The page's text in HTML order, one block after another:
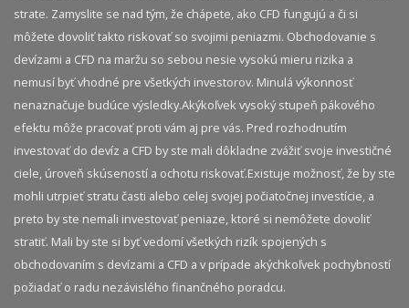
strate. Zamyslite se nad tým, že chápete, ako CFD fungujú a či si
môžete dovoliť takto riskovať so svojimi peniazmi. Obchodovanie s
devízami a CFD na maržu so sebou nesie vysokú mieru rizika a
nemusí byť vhodné pre všetkých investorov. Minulá výkonnosť
nenaznačuje budúce výsledky.​ Akýkoľvek vysoký stupeň pákového
efektu môže pracovať proti vám aj pre vás. Pred rozhodnutím
investovať do devíz a CFD by ste mali dôkladne zvážiť svoje investičné
ciele, úroveň skúseností a ochotu riskovať.​ Existuje možnosť, že by ste
mohli utrpieť stratu časti alebo celej svojej počiatočnej investície, a
preto by ste nemali investovať peniaze, ktoré si nemôžete dovoliť
stratiť. Mali by ste si byť vedomí všetkých rizík spojených s
obchodovaním s devízami a CFD a v prípade akýchkoľvek pochybností
požiadať o radu nezávislého finančného poradcu.